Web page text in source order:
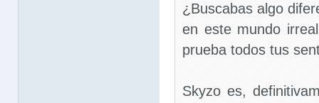
¿Buscabas algo
en este mundo
prueba todos tus
Skyzo es,